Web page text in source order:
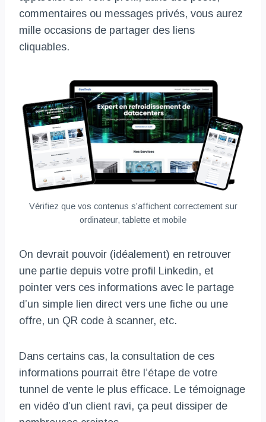
commentaires ou messages privés, vous aurez
mille occasions de partager des liens
cliquables.
Vérifiez que vos contenus s’affichent correctement sur
ordinateur, tablette et mobile
On devrait pouvoir (idéalement) en retrouver
une partie depuis votre profil Linkedin, et
pointer vers ces informations avec le partage
d’un simple lien direct vers une fiche ou une
offre, un QR code à scanner, etc.
Dans certains cas, la consultation de ces
informations pourrait être l’étape de votre
tunnel de vente le plus efficace. Le témoignage
en vidéo d’un client ravi, ça peut dissiper de